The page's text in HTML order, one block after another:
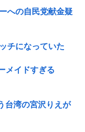
への自民党献金疑
チになっていた
メイドすぎる
台湾の宮沢りえが